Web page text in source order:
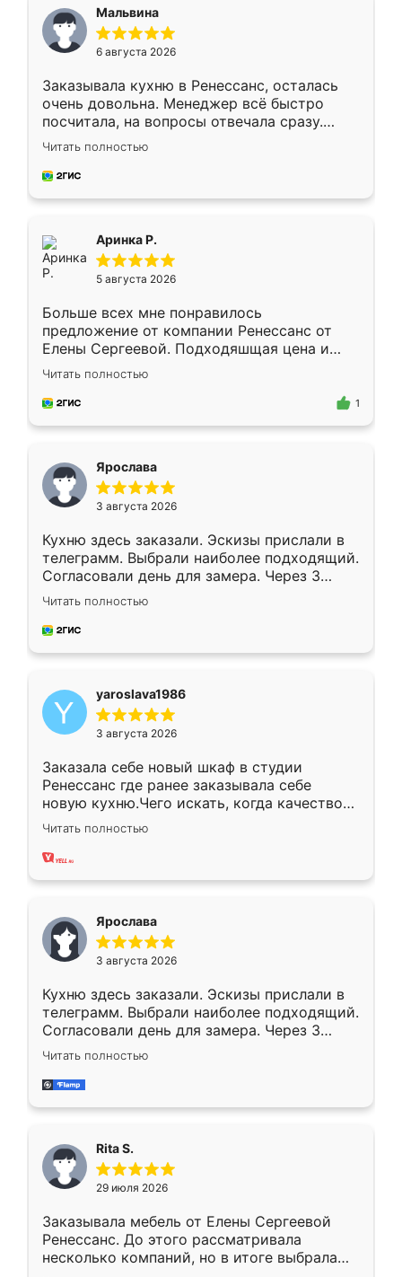
Мальвина
6 августа 2026
Заказывала кухню в Ренессанс, осталась
очень довольна. Менеджер всё быстро
посчитала, на вопросы отвечала сразу.
Замерщик приехал в субботу, подошёл к
делу со всей ответственностью. Собрали
за день, ребята работали аккуратно, даже
Читать полностью
Аринка Р.
5 августа 2026
Больше всех мне понравилось
предложение от компании Ренессанс от
Елены Сергеевой. Подходяшщая цена и
короткие сроки изготовления. Приехавший
для замера сотрудник Владислав
предложил по моему эскизу самый
Читать полностью
1
Ярослава
3 августа 2026
Кухню здесь заказали. Эскизы прислали в
телеграмм. Выбрали наиболее подходящий.
Согласовали день для замера. Через 3
недели кухня была уже готова. Остались
довольны работой. Спасибо Ренессанс
мебель за качественную работу!
Читать полностью
yaroslava1986
3 августа 2026
Заказала себе новый шкаф в студии
Ренессанс где ранее заказывала себе
новую кухню.Чего искать, когда качеством
вполне довольна. Служит кухня уже почти
два года, нареканий нет.
Читать полностью
Ярослава
3 августа 2026
Кухню здесь заказали. Эскизы прислали в
телеграмм. Выбрали наиболее подходящий.
Согласовали день для замера. Через 3
недели кухня была уже готова. Остались
довольны работой. Спасибо Ренессанс
мебель за качественную работу!
Читать полностью
Rita S.
29 июля 2026
Заказывала мебель от Елены Сергеевой
Ренессанс. До этого рассматривала
несколько компаний, но в итоге выбрала